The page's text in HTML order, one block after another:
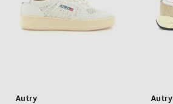
Autry
Autry